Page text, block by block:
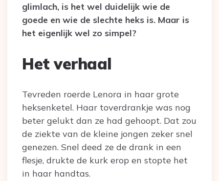
glimlach, is het wel duidelijk wie de
goede en wie de slechte heks is. Maar is
het eigenlijk wel zo simpel?
Het verhaal
Tevreden roerde Lenora in haar grote
heksenketel. Haar toverdrankje was nog
beter gelukt dan ze had gehoopt. Dat zou
de ziekte van de kleine jongen zeker snel
genezen. Snel deed ze de drank in een
flesje, drukte de kurk erop en stopte het
in haar handtas.